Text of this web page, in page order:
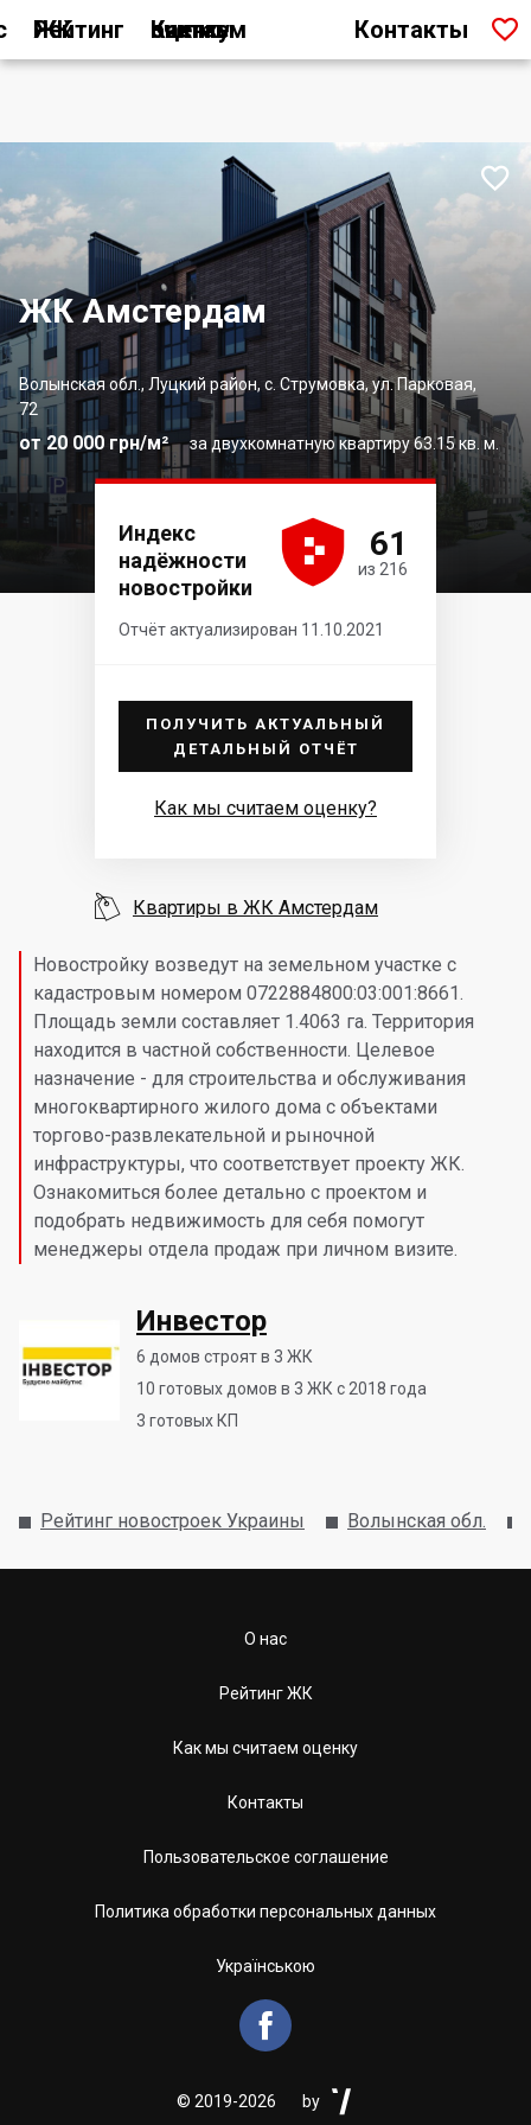
Рейтинг ЖК Как мы считаем оценку Контакты 
ЖК Амстердам
Волынская обл., Луцкий район, с. Струмовка, ул. Парковая,
72
за двухкомнатную квартиру 63.15 кв. м.
от 20 000 грн/м²

Новостройку возведут на земельном участке с
кадастровым номером 0722884800:03:001:8661.
Площадь земли составляет 1.4063 га. Территория
находится в частной собственности. Целевое
назначение - для строительства и обслуживания
многоквартирного жилого дома с объектами
торгово-развлекательной и рыночной
инфраструктуры, что соответствует проекту ЖК.
Ознакомиться более детально с проектом и
подобрать недвижимость для себя помогут
менеджеры отдела продаж при личном визите.
Инвестор
6 домов строят в 3 ЖК
10 готовых домов в 3 ЖК с 2018 года
3 готовых КП
Индекс
надёжности
новостройки




 61
из 216
Отчёт актуализирован 11.10.2021
ПОЛУЧИТЬ АКТУАЛЬНЫЙ
ДЕТАЛЬНЫЙ ОТЧЁТ
Как мы считаем оценку?
 Квартиры в ЖК Амстердам
Рейтинг новостроек Украины Волынская обл.
О нас
Рейтинг ЖК
Как мы считаем оценку
Контакты
Пользовательское соглашение
Политика обработки персональных данных
Українською

© 2019-2026 by 